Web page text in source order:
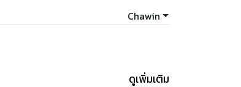
Chawin
ดูเพิ่มเติม